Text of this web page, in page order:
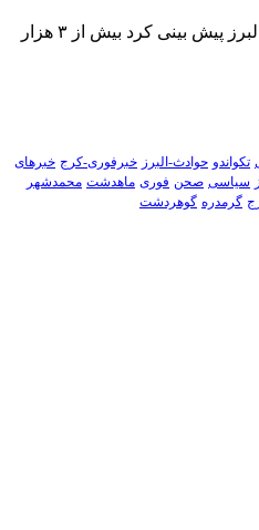
مدیر جهاد کشاورزی شهرستان البرز پیش بینی کرد بیش از ۳ هزار
تکواندو حوادث-البرز خبرفوری-کرج خبرهای
سیاسی صحن فوری ماهدشت محمدشهر
گرمدره گوهردشت